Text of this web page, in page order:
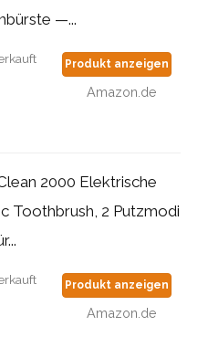
—...
Produkt anzeigen
Amazon.de
2000 Elektrische
Toothbrush, 2 Putzmodi
Produkt anzeigen
Amazon.de